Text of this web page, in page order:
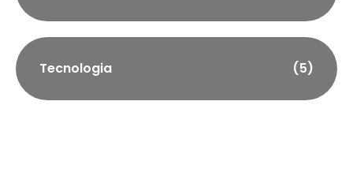
Tecnologia (5)